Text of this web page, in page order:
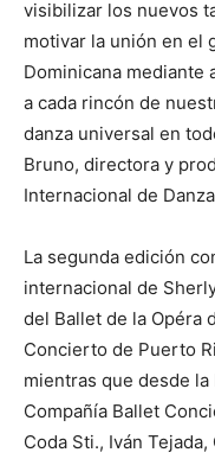
visibilizar los nuevos
motivar la unión en el
Dominicana mediante
a cada rincón de
danza universal en
Bruno, directora y
Internacional de
La segunda edición
internacional de
del Ballet de la Opéra
Concierto de Puerto
mientras que desde
Compañía Ballet
Coda Sti., Iván